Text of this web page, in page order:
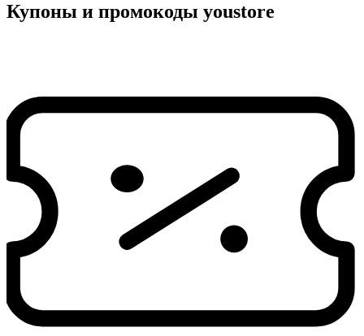
Купоны и промокоды youstore